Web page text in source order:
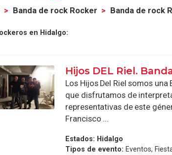
Banda de rock Rocker Banda de rock
en Hidalgo:
Hijos DEL Riel.
Los Hijos Del Riel somos
que disfrutamos de
representativas de este
Francisco ...
Estados: Hidalgo
Tipos de evento: Eventos,